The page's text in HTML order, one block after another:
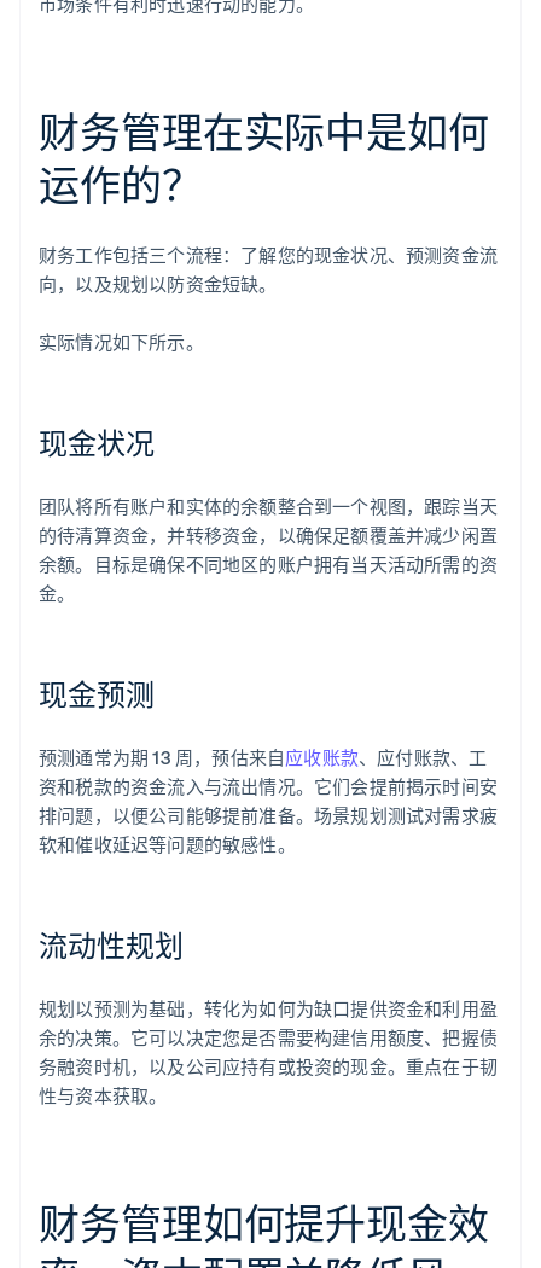
财务管理在实际中是如何
运作的？
财务工作包括三个流程：了解您的现金状况、预测资金流
向，以及规划以防资金短缺。
实际情况如下所示。
现金状况
团队将所有账户和实体的余额整合到一个视图，跟踪当天
的待清算资金，并转移资金，以确保足额覆盖并减少闲置
余额。目标是确保不同地区的账户拥有当天活动所需的资
金。
现金预测
预测通常为期 13 周，预估来自应收账款、应付账款、工
资和税款的资金流入与流出情况。它们会提前揭示时间安
排问题，以便公司能够提前准备。场景规划测试对需求疲
软和催收延迟等问题的敏感性。
流动性规划
规划以预测为基础，转化为如何为缺口提供资金和利用盈
余的决策。它可以决定您是否需要构建信用额度、把握债
务融资时机，以及公司应持有或投资的现金。重点在于韧
性与资本获取。
财务管理如何提升现金效